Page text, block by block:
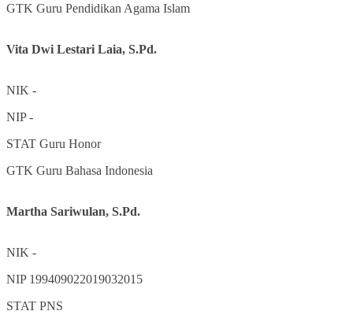
GTK Guru Pendidikan Agama Islam
Vita Dwi Lestari Laia, S.Pd.
NIK -
NIP-
STAT Guru Honor
GTK Guru Bahasa Indonesia
Martha Sariwulan, S.Pd.
NIK -
NIP 199409022019032015
STAT PNS